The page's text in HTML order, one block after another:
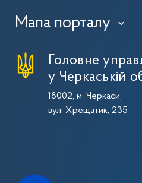
Мапа порталу ›
Головне
у Черкаській
18002, м. Черкаси,
вул. Хрещатик, 235